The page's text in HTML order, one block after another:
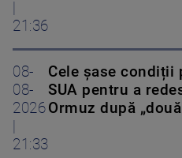
21:36
08-
08-
2026
21:33
Cele șase condiții
SUA pentru a
Ormuz după